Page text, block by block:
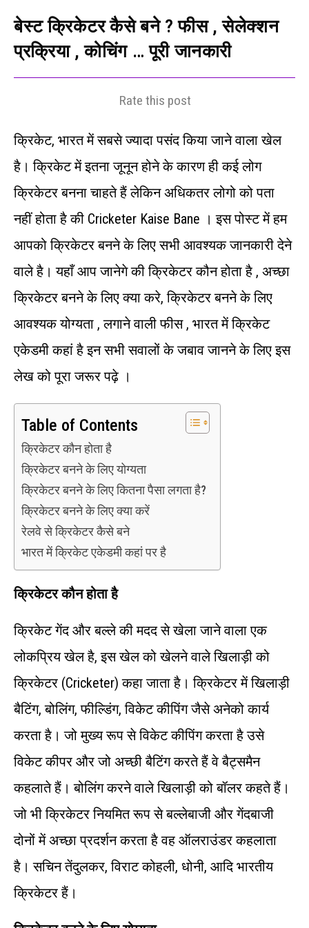
बेस्ट क्रिकेटर कैसे बने ? फीस , सेलेक्शन
प्रक्रिया , कोचिंग … पूरी जानकारी
Rate this post
क्रिकेट, भारत में सबसे ज्यादा पसंद किया जाने वाला खेल
है। क्रिकेट में इतना जूनून होने के कारण ही कई लोग
क्रिकेटर बनना चाहते हैं लेकिन अधिकतर लोगो को पता
नहीं होता है की Cricketer Kaise Bane । इस पोस्ट में हम
आपको क्रिकेटर बनने के लिए सभी आवश्यक जानकारी देने
वाले है। यहाँ आप जानेगे की क्रिकेटर कौन होता है , अच्छा
क्रिकेटर बनने के लिए क्या करे, क्रिकेटर बनने के लिए
आवश्यक योग्यता , लगाने वाली फीस , भारत में क्रिकेट
एकेडमी कहां है इन सभी सवालों के जबाव जानने के लिए इस
लेख को पूरा जरूर पढ़े ।
Table of Contents
क्रिकेटर कौन होता है
क्रिकेटर बनने के लिए योग्यता
क्रिकेटर बनने के लिए कितना पैसा लगता है?
क्रिकेटर बनने के लिए क्या करें
रेलवे से क्रिकेटर कैसे बने
भारत में क्रिकेट एकेडमी कहां पर है
क्रिकेटर कौन होता है
क्रिकेट गेंद और बल्ले की मदद से खेला जाने वाला एक
लोकप्रिय खेल है, इस खेल को खेलने वाले खिलाड़ी को
क्रिकेटर (Cricketer) कहा जाता है। क्रिकेटर में खिलाड़ी
बैटिंग, बोलिंग, फील्डिंग, विकेट कीपिंग जैसे अनेको कार्य
करता है। जो मुख्य रूप से विकेट कीपिंग करता है उसे
विकेट कीपर और जो अच्छी बैटिंग करते हैं वे बैट्समैन
कहलाते हैं। बोलिंग करने वाले खिलाड़ी को बॉलर कहते हैं।
जो भी क्रिकेटर नियमित रूप से बल्लेबाजी और गेंदबाजी
दोनों में अच्छा प्रदर्शन करता है वह ऑलराउंडर कहलाता
है। सचिन तेंदुलकर, विराट कोहली, धोनी, आदि भारतीय
क्रिकेटर हैं।